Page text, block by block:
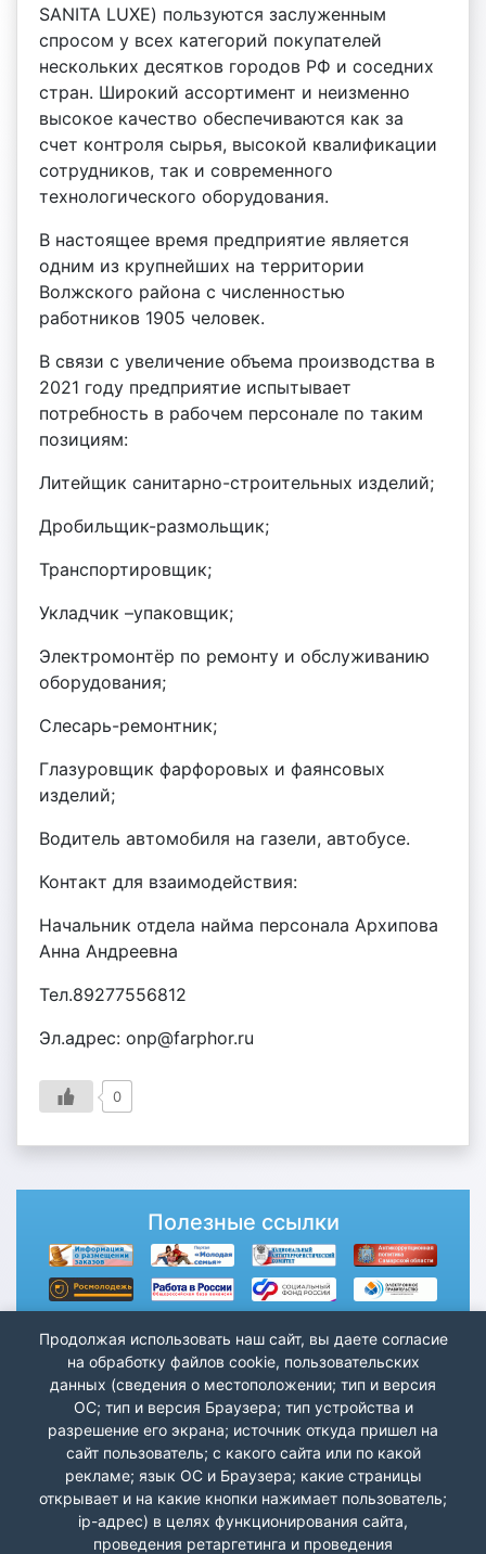
SANITA LUXE) пользуются заслуженным
спросом у всех категорий покупателей
нескольких десятков городов РФ и соседних
стран. Широкий ассортимент и неизменно
высокое качество обеспечиваются как за
счет контроля сырья, высокой квалификации
сотрудников, так и современного
технологического оборудования.
В настоящее время предприятие является
одним из крупнейших на территории
Волжского района с численностью
работников 1905 человек.
В связи с увеличение объема производства в
2021 году предприятие испытывает
потребность в рабочем персонале по таким
позициям:
Литейщик санитарно-строительных изделий;
Дробильщик-размольщик;
Транспортировщик;
Укладчик –упаковщик;
Электромонтёр по ремонту и обслуживанию
оборудования;
Слесарь-ремонтник;
Глазуровщик фарфоровых и фаянсовых
изделий;
Водитель автомобиля на газели, автобусе.
Контакт для взаимодействия:
Начальник отдела найма персонала Архипова
Анна Андреевна
Тел.89277556812
Эл.адрес: onp@farphor.ru
0
Полезные ссылки
Продолжая использовать наш сайт, вы даете согласие
на обработку файлов cookie, пользовательских
данных (сведения о местоположении; тип и версия
ОС; тип и версия Браузера; тип устройства и
разрешение его экрана; источник откуда пришел на
сайт пользователь; с какого сайта или по какой
рекламе; язык ОС и Браузера; какие страницы
открывает и на какие кнопки нажимает пользователь;
ip-адрес) в целях функционирования сайта,
проведения ретаргетинга и проведения